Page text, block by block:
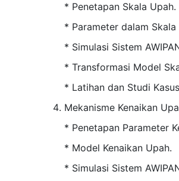
* Penetapan Skala Upah.
* Parameter dalam Skala
* Simulasi Sistem
* Transformasi Model
* Latihan dan Studi Kasus
Mekanisme Kenaikan
* Penetapan Parameter
* Model Kenaikan Upah.
* Simulasi Sistem